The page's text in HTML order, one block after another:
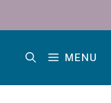
MENU